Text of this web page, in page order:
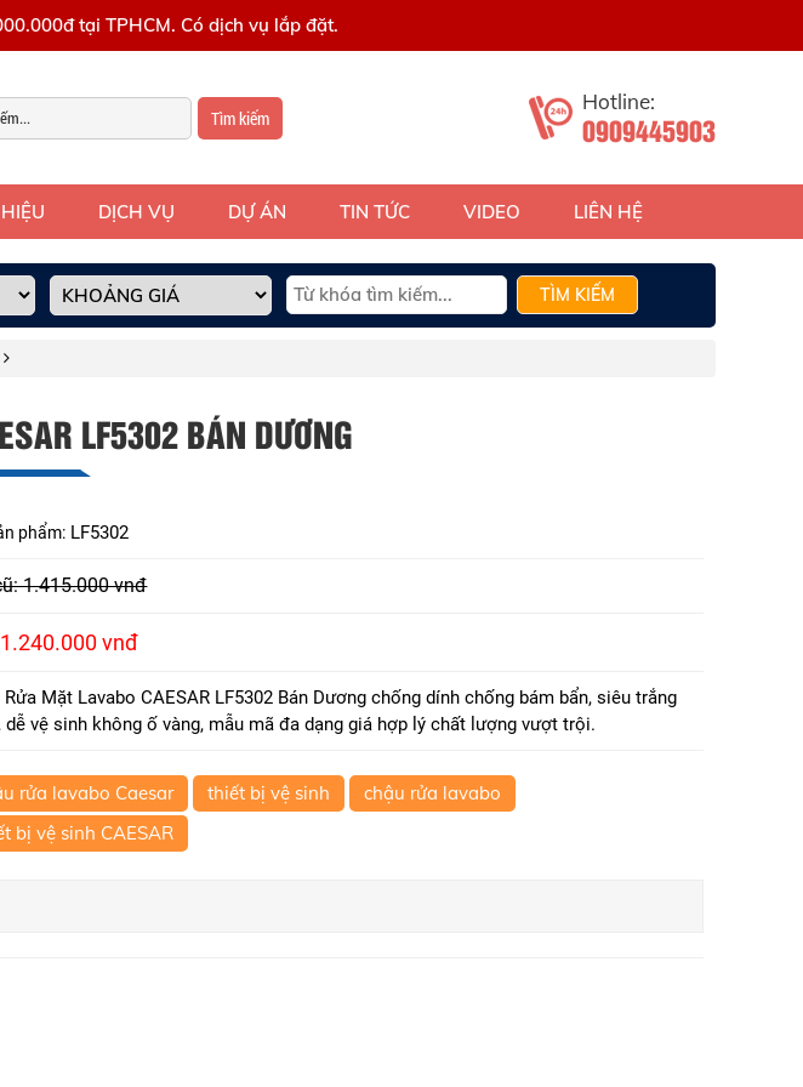
tại TPHCM. Có dịch vụ lắp đặt.
Tìm kiếm
Hotline:
0909445903
DỊCH VỤ DỰ ÁN TIN TỨC VIDEO LIÊN HỆ
TÌM KIẾM
LF5302 BÁN DƯƠNG
phẩm: LF5302
1.415.000 vnđ
vnđ
Rửa Mặt Lavabo CAESAR LF5302 Bán Dương chống dính chống bám bẩn, siêu trắng
dễ vệ sinh không ố vàng, mẫu mã đa dạng giá hợp lý chất lượng vượt trội.
rửa lavabo Caesar thiết bị vệ sinh
chậu rửa lavabo
bị vệ sinh CAESAR